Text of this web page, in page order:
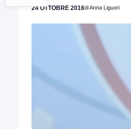
24 OTTOBRE 2016di Anna Liguori